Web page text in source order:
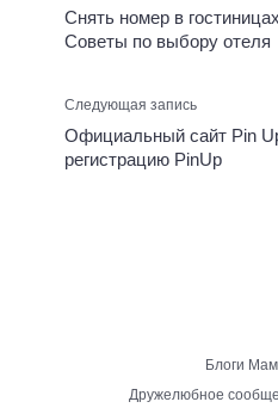
Снять номер в
Советы по выбору отеля
Следующая запись
Официальный сайт Pin
регистрацию PinUp
Блоги
Дружелюбное